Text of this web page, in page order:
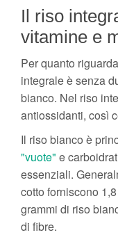
Il riso
vitamine e
Per quanto
integrale è senza
bianco. Nel riso
antiossidanti, così
Il riso bianco è
"vuote" e
essenziali.
cotto forniscono
grammi di riso
di fibre.